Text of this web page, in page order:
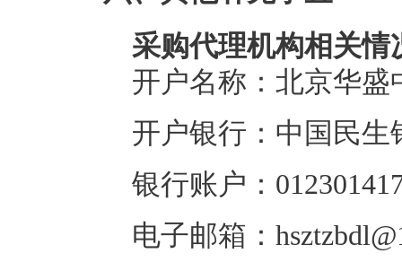
采购代理机构相关情
开户名称：北京华
开户银行：中国民
银行账户：
电子邮箱：